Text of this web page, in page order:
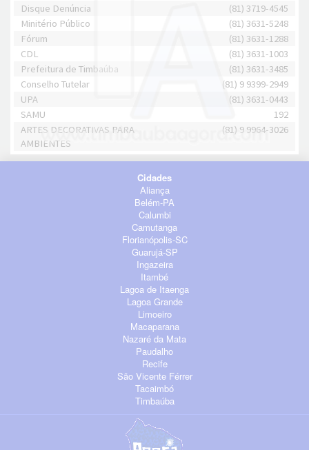
Disque Denúncia
(81) 3719-4545
Minitério Público
(81) 3631-5248
Fórum
(81) 3631-1288
CDL
(81) 3631-1003
Prefeitura de Timbaúba
(81) 3631-3485
Conselho Tutelar
(81) 9 9399-2949
UPA
(81) 3631-0443
SAMU
192
ARTES DECORATIVAS PARA
AMBIENTES
(81) 9 9964-3026
Cidades
Aliança
Belém-PA
Calumbi
Camutanga
Florianópolis-SC
Guarujá-SP
Ingazeira
Itambé
Lagoa de Itaenga
Lagoa Grande
Limoeiro
Macaparana
Nazaré da Mata
Paudalho
Recife
São Vicente Férrer
Tacaimbó
Timbaúba